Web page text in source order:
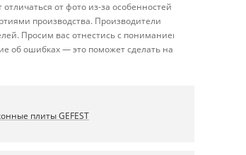
от фото из-за особенностей
производства. Производители
Просим вас отнестись с пониманием
об ошибках — это поможет сделать наш
плиты GEFEST